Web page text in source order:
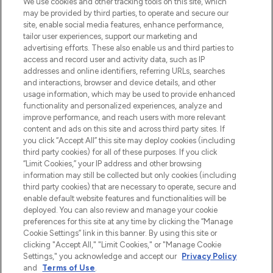
beautybestemming van Europa, met de
beste huidverzorging, haarproducten en
make-up van meer dan 200 topmerken.
Shop online of via de app, met gratis
verzending vanaf €40.
Cookie-toestemming
Do Not Sell or Share My Personal
Information
HELP & INFORMATIE
BEDRIJFSINFORMATIE
OVER LOOKFANTASTIC
may be provided by third parties, to operate and secure our
site, enable social media features, enhance performance,
tailor user experiences, support our marketing and
advertising efforts. These also enable us and third parties to
access and record user and activity data, such as IP
addresses and online identifiers, referring URLs, searches
and interactions, browser and device details, and other
usage information, which may be used to provide enhanced
functionality and personalized experiences, analyze and
improve performance, and reach users with more relevant
content and ads on this site and across third party sites. If
you click “Accept All” this site may deploy cookies (including
third party cookies) for all of these purposes. If you click
“Limit Cookies,” your IP address and other browsing
information may still be collected but only cookies (including
third party cookies) that are necessary to operate, secure and
enable default website features and functionalities will be
deployed. You can also review and manage your cookie
preferences for this site at any time by clicking the “Manage
Cookie Settings” link in this banner. By using this site or
clicking "Accept All," "Limit Cookies," or "Manage Cookie
Settings," you acknowledge and accept our Privacy Policy
and
Terms of Use.